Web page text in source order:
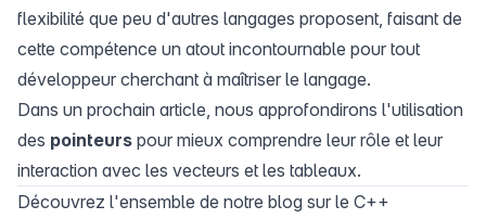
flexibilité que peu d'autres langages proposent, faisant de
cette compétence un atout incontournable pour tout
développeur cherchant à maîtriser le langage.
Dans un prochain article, nous approfondirons l'utilisation
des pointeurs pour mieux comprendre leur rôle et leur
interaction avec les vecteurs et les tableaux.
Découvrez l'ensemble de notre blog sur le C++